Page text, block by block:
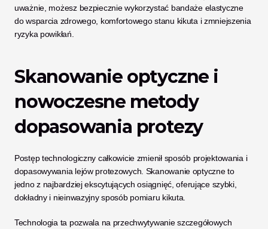
uważnie, możesz bezpiecznie wykorzystać bandaże elastyczne
do wsparcia zdrowego, komfortowego stanu kikuta i zmniejszenia
ryzyka powikłań.
Skanowanie optyczne i
nowoczesne metody
dopasowania protezy
Postęp technologiczny całkowicie zmienił sposób projektowania i
dopasowywania lejów protezowych. Skanowanie optyczne to
jedno z najbardziej ekscytujących osiągnięć, oferujące szybki,
dokładny i nieinwazyjny sposób pomiaru kikuta.
Technologia ta pozwala na przechwytywanie szczegółowych